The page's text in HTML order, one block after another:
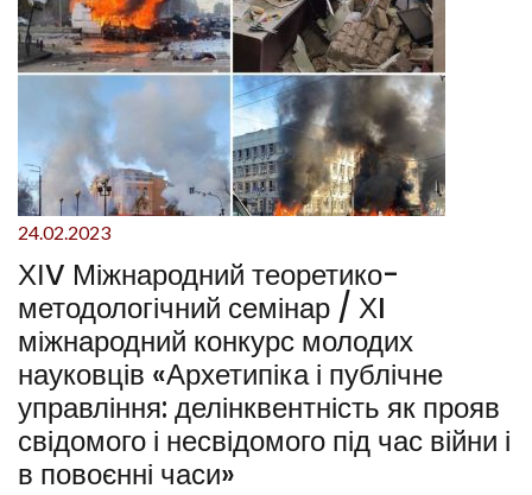
24.02.2023
ХІV Міжнародний теоретико-
методологічний семінар / ХI
міжнародний конкурс молодих
науковців «Архетипіка і публічне
управління: делінквентність як прояв
свідомого і несвідомого під час війни і
в повоєнні часи»